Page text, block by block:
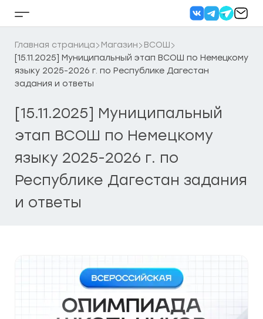
Кнопка
бокового
меню
Главная страница Магазин
ВСОШ
[15.11.2025] Муниципальный этап ВСОШ по Немецкому
языку 2025-2026 г. по Республике Дагестан
задания и ответы
[15.11.2025] Муниципальный
этап ВСОШ по Немецкому
языку 2025-2026 г. по
Республике Дагестан задания
и ответы